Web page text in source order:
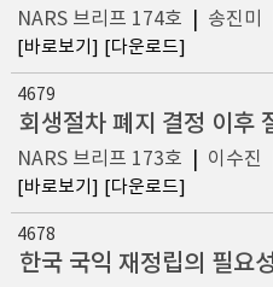
NARS 브리프 174호 송진미
[바로보기] [다운로드]
4679
회생절차 폐지 결정 이후
NARS 브리프 173호 이수진
[바로보기] [다운로드]
4678
한국 국익 재정립의 필요